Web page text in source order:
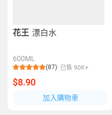
花王 漂白水
600ML
(87) 已售 90K+
$8.90
加入購物車